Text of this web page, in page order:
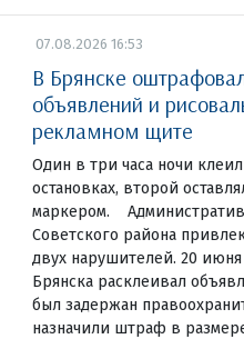
07.08.2026 16:53
В Брянске
объявлений и
рекламном щите
Один в три часа ночи
остановках, второй
маркером.
Советского района
двух нарушителей. 20
Брянска расклеивал
был задержан
назначили штраф в